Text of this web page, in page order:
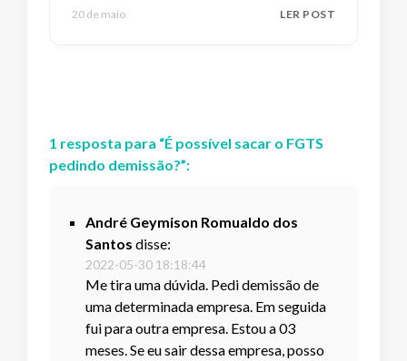
20 de maio LER POST
1 resposta para “É possível sacar o FGTS
pedindo demissão?”:
André Geymison Romualdo dos
Santos disse:
2022-05-30 18:18:44
Me tira uma dúvida. Pedi demissão de
uma determinada empresa. Em seguida
fui para outra empresa. Estou a 03
meses. Se eu sair dessa empresa, posso